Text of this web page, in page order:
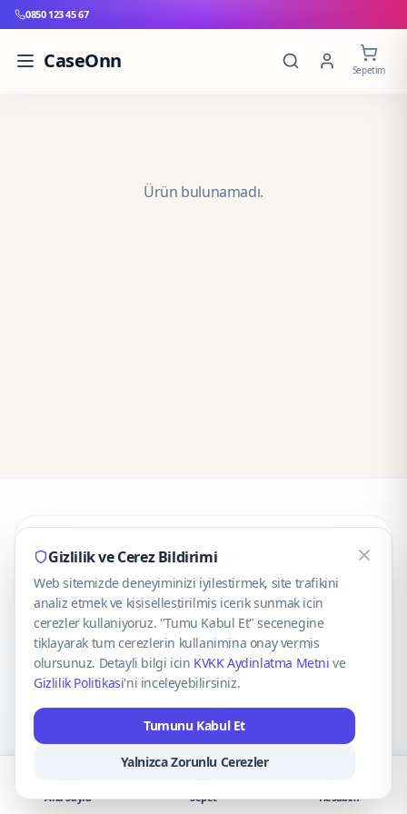
0850 123 45 67
CaseOnn Sepetim
Ürün bulunamadı.
CaseOnn
© 2025 CaseOnn. Tüm hakları saklıdır.
VISA Mastercard
Gizlilik ve Cerez Bildirimi
Web sitemizde deneyiminizi iyilestirmek, site trafikini
analiz etmek ve kisisellestirilmis icerik sunmak icin
cerezler kullaniyoruz. "Tumu Kabul Et" secenegine
tiklayarak tum cerezlerin kullanimina onay vermis
olursunuz. Detayli bilgi icin KVKK Aydinlatma Metni ve
Gizlilik Politikasi'ni inceleyebilirsiniz.
Tumunu Kabul Et
Yalnizca Zorunlu Cerezler
Ana Sayfa Sepet Hesabım